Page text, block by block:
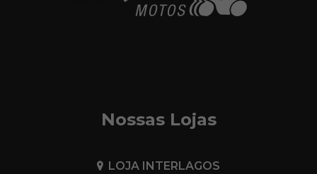
Nossas Lojas
LOJA INTERLAGOS